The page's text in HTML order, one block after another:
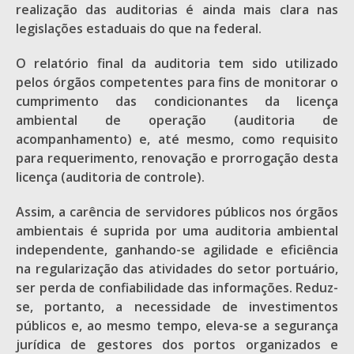
realização das auditorias é ainda mais clara nas
legislações estaduais do que na federal.
O relatório final da auditoria tem sido utilizado
pelos órgãos competentes para fins de monitorar o
cumprimento das condicionantes da licença
ambiental de operação (auditoria de
acompanhamento) e, até mesmo, como requisito
para requerimento, renovação e prorrogação desta
licença (auditoria de controle).
Assim, a carência de servidores públicos nos órgãos
ambientais é suprida por uma auditoria ambiental
independente, ganhando-se agilidade e eficiência
na regularização das atividades do setor portuário,
ser perda de confiabilidade das informações. Reduz-
se, portanto, a necessidade de investimentos
públicos e, ao mesmo tempo, eleva-se a segurança
jurídica de gestores dos portos organizados e